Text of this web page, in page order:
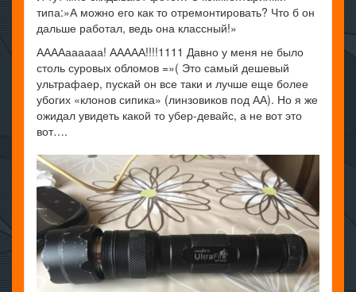
типа:»А можно его как то отремонтировать? Что б он
дальше работал, ведь она классный!»
ААААаааааа! ААААА!!!!1111 Давно у меня не было
столь суровых обломов =»( Это самый дешевый
ультрафаер, пускай он все таки и лучше еще более
убогих «клонов сипика» (линзовиков под АА). Но я же
ожидал увидеть какой то убер-девайс, а не вот это
вот….